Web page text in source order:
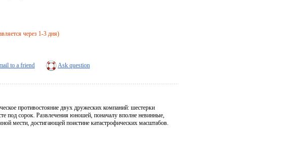
через 1-3 дня)
to a friend Ask question
противостояние двух дружеских компаний: шестерки
под сорок. Развлечения юношей, поначалу вполне невинные,
мести, достигающей поистине катастрофических масштабов.